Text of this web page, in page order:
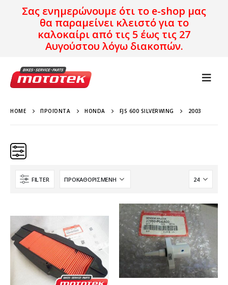
Σας ενημερώνουμε ότι το e-shop μας
θα παραμείνει κλειστό για το
καλοκαίρι από τις 5 έως τις 27
Αυγούστου λόγω διακοπών.
HOME ΠΡΟΪΌΝΤΑ HONDA FJS 600 SILVERWING 2003
Κατηγορίες
Προϊόν Προέλευση
Aftermarket Aftermarket
Genuine
Γνήσιο
Γνήσιο
FILTER